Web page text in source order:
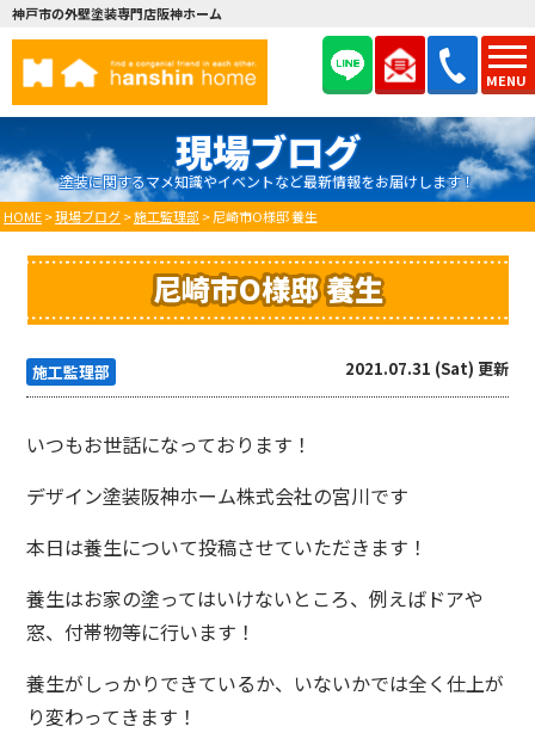
MENU
神戸市の外壁塗装専門店阪神ホーム
現場ブログ
塗装に関するマメ知識やイベントなど最新情報をお届けします！
HOME>現場ブログ>施工監理部 >尼崎市O様邸 養生
尼崎市O様邸 養生
施工監理部 2021.07.31 (Sat) 更新
いつもお世話になっております！
デザイン塗装阪神ホーム株式会社の宮川です
本日は養生について投稿させていただきます！
養生はお家の塗ってはいけないところ、例えばドアや
窓、付帯物等に行います！
養生がしっかりできているか、いないかでは全く仕上が
り変わってきます！